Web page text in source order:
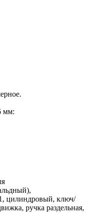
мм:
цилиндровый, ключ/
ручка раздельная,